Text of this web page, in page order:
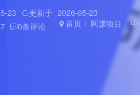
23 更新于 2026-05-23
0条评论 首页 网赚项目